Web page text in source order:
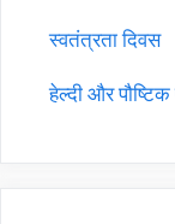
स्वतंत्रता दिवस
हेल्दी और